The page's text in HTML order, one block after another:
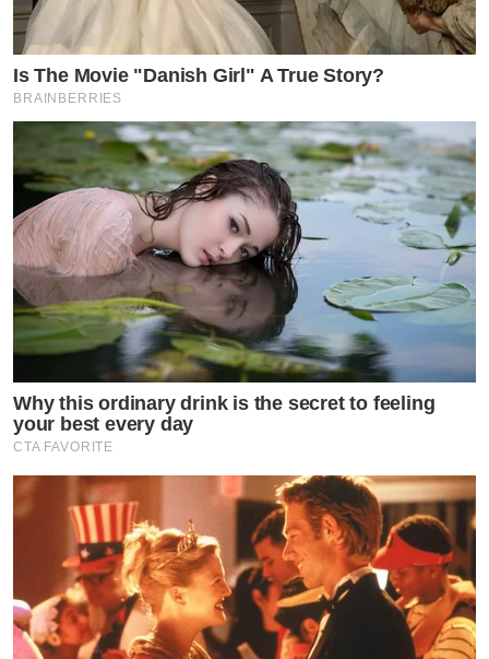
Is The Movie "Danish Girl" A True Story?
BRAINBERRIES
Why this ordinary drink is the secret to feeling
your best every day
CTA FAVORITE